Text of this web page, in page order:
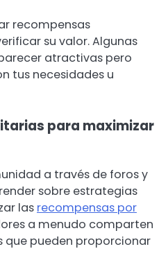
recompensas
su valor. Algunas
atractivas pero
tus necesidades u
para maximizar
a través de foros y
sobre estrategias
las recompensas por
a menudo comparten
que pueden proporcionar